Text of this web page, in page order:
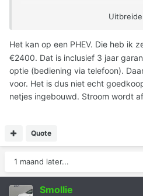
Verzonden vanaf mijn iPhone
Het kan op een PHEV. Die heb ik
€2400. Dat is inclusief 3 jaar
optie (bediening via telefoon).
voor. Het is dus niet echt
netjes ingebouwd. Stroom wordt
Quote
1 maand later...
Smollie